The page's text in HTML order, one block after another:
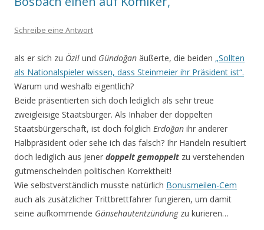
Schreibe eine Antwort
als er sich zu Özil und Gündoğan äußerte, die beiden „Sollten
als Nationalspieler wissen, dass Steinmeier ihr Präsident ist“.
Warum und weshalb eigentlich?
Beide präsentierten sich doch lediglich als sehr treue
zweigleisige Staatsbürger. Als Inhaber der doppelten
Staatsbürgerschaft, ist doch folglich Erdoğan ihr anderer
Halbpräsident oder sehe ich das falsch? Ihr Handeln resultiert
doch lediglich aus jener doppelt gemoppelt zu verstehenden
gutmenschelnden politischen Korrektheit!
Wie selbstverständlich musste natürlich Bonusmeilen-Cem
auch als zusätzlicher Trittbrettfahrer fungieren, um damit
seine aufkommende Gänsehautentzündungzu kurieren…